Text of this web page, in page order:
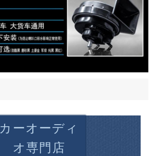
カーオーディ
オ専門店